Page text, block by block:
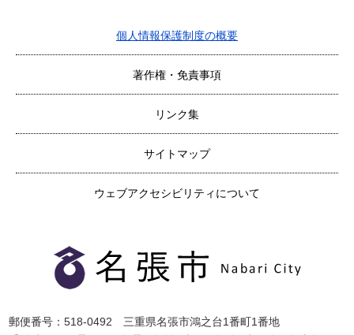
個人情報保護制度の概要
著作権・免責事項
リンク集
サイトマップ
ウェブアクセシビリティについて
郵便番号：518-0492 三重県名張市鴻之台1番町1番地